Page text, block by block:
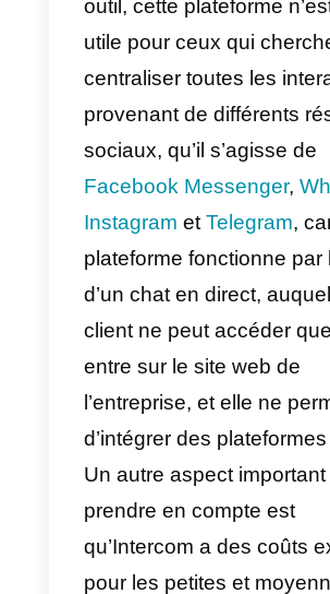
elle dispose d’une
qui vous
meilleur parti de
interaction.
Intercoma un
lorsqu’il s’agit de
service et une
clientèle, ce qui se
d’un chat en direct
utilisateurs qui
Web peuvent
agents d’une
directement et en